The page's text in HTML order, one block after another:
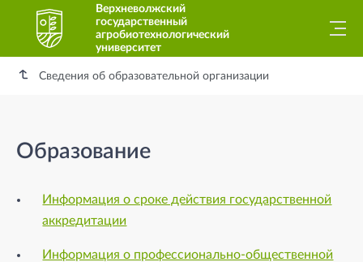
Верхневолжский
государственный
агробиотехнологический
университет
Сведения об образовательной организации
Образование
Информация о сроке действия государственной
аккредитации
Информация о профессионально-общественной